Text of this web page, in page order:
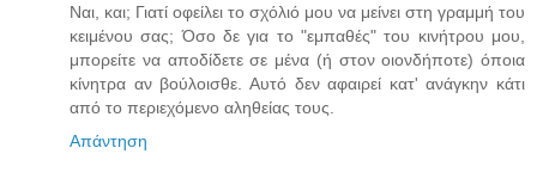
Ναι, και; Γιατί οφείλει το σχόλιό μου να μείνει στη γραμμή του
κειμένου σας; Όσο δε για το "εμπαθές" του κινήτρου μου,
μπορείτε να αποδίδετε σε μένα (ή στον οιονδήποτε) όποια
κίνητρα αν βούλοισθε. Αυτό δεν αφαιρεί κατ' ανάγκην κάτι
από το περιεχόμενο αληθείας τους.
Απάντηση